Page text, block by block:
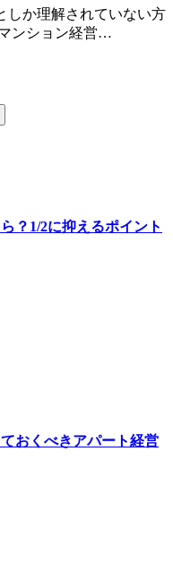
しか理解されていない方
ンション経営…
？1/2に抑えるポイント
おくべきアパート経営